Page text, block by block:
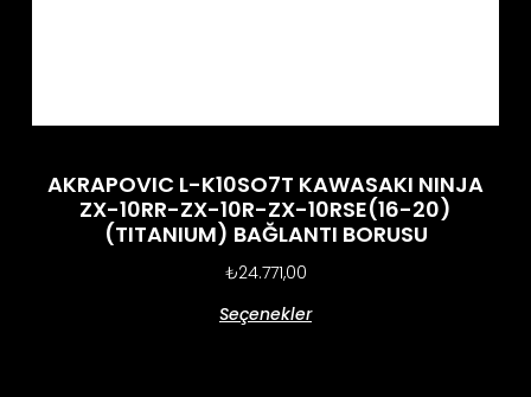
AKRAPOVIC L-K10SO7T KAWASAKI NINJA
ZX-10RR-ZX-10R-ZX-10RSE(16-20)
(TITANIUM) BAĞLANTI BORUSU
₺24.771,00
Seçenekler